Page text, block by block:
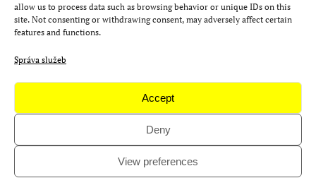
allow us to process data such as browsing behavior or unique IDs on this
site. Not consenting or withdrawing consent, may adversely affect certain
features and functions.
Správa služeb
Accept
Deny
View preferences
Kontakty
FAQ
Camp 4Science
Materiály pro média
Copyright © AFO 2000-2026 | web